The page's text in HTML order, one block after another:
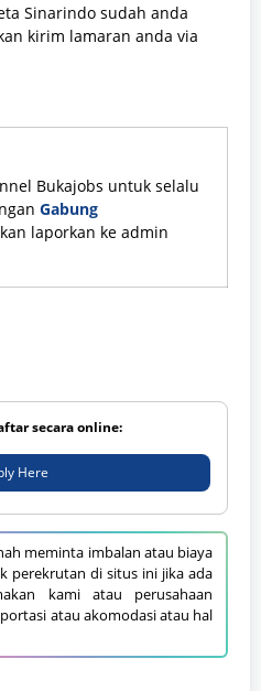
Sinarindo sudah anda
kirim lamaran anda via
Bukajobs untuk selalu
Gabung
laporkan ke admin
secara online:
Here
meminta imbalan atau biaya
perekrutan di situs ini jika ada
kami atau perusahaan
atau akomodasi atau hal